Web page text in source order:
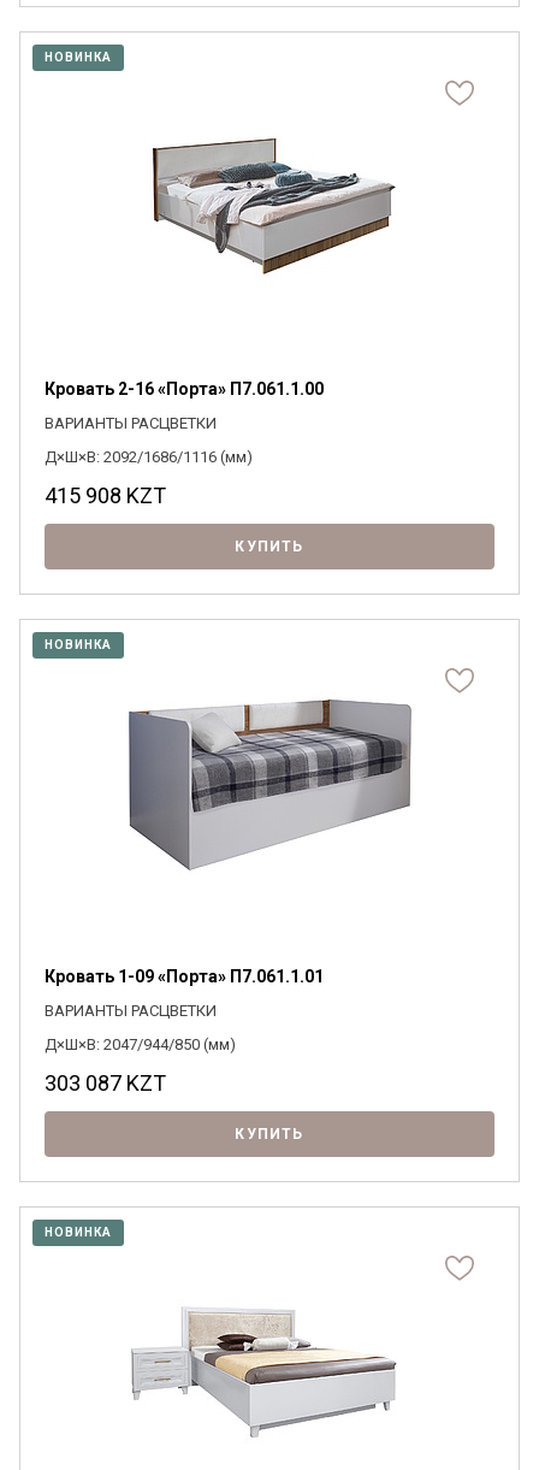
НОВИНКА
Кровать 2-16 «Порта» П7.061.1.00
ВАРИАНТЫ РАСЦВЕТКИ
Д×Ш×В: 2092/1686/1116 (мм)
415 908 KZT
КУПИТЬ
НОВИНКА
Кровать 1-09 «Порта» П7.061.1.01
ВАРИАНТЫ РАСЦВЕТКИ
Д×Ш×В: 2047/944/850 (мм)
303 087 KZT
КУПИТЬ
НОВИНКА